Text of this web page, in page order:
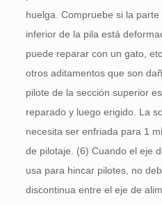
huelga. Compruebe si la
inferior de la pila está
puede reparar con un gato,
otros aditamentos que son
pilote de la sección superior
reparado y luego erigido. La
necesita ser enfriada para 1
de pilotaje. (6) Cuando el eje
usa para hincar pilotes, no
discontinua entre el eje de